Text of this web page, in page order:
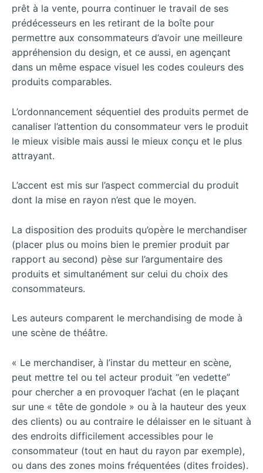
prêt à la vente, pourra continuer le travail de ses
prédécesseurs en les retirant de la boîte pour
permettre aux consommateurs d’avoir une meilleure
appréhension du design, et ce aussi, en agençant
dans un même espace visuel les codes couleurs des
produits comparables.
L’ordonnancement séquentiel des produits permet de
canaliser l’attention du consommateur vers le produit
le mieux visible mais aussi le mieux conçu et le plus
attrayant.
L’accent est mis sur l’aspect commercial du produit
dont la mise en rayon n’est que le moyen.
La disposition des produits qu’opère le merchandiser
(placer plus ou moins bien le premier produit par
rapport au second) pèse sur l’argumentaire des
produits et simultanément sur celui du choix des
consommateurs.
Les auteurs comparent le merchandising de mode à
une scène de théâtre.
« Le merchandiser, à l’instar du metteur en scène,
peut mettre tel ou tel acteur produit “en vedette”
pour chercher a en provoquer l’achat (en le plaçant
sur une « tête de gondole » ou à la hauteur des yeux
des clients) ou au contraire le délaisser en le situant à
des endroits difficilement accessibles pour le
consommateur (tout en haut du rayon par exemple),
ou dans des zones moins fréquentées (dites froides).